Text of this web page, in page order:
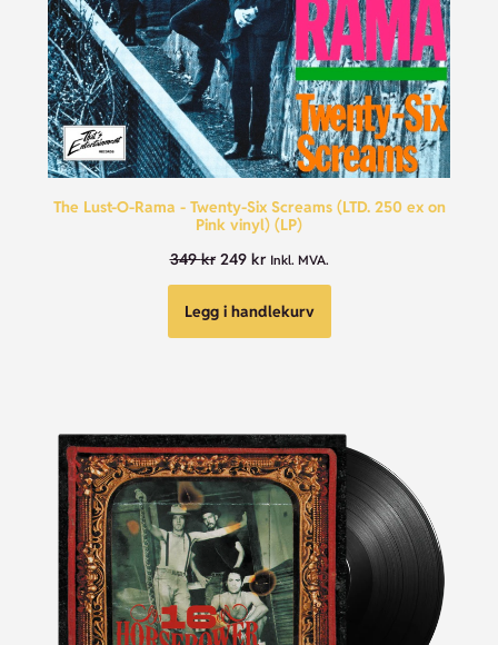
The Lust-O-Rama - Twenty-Six Screams (LTD. 250 ex on
Pink vinyl) (LP)
349kr 249 kr Inkl. MVA.
Legg i handlekurv